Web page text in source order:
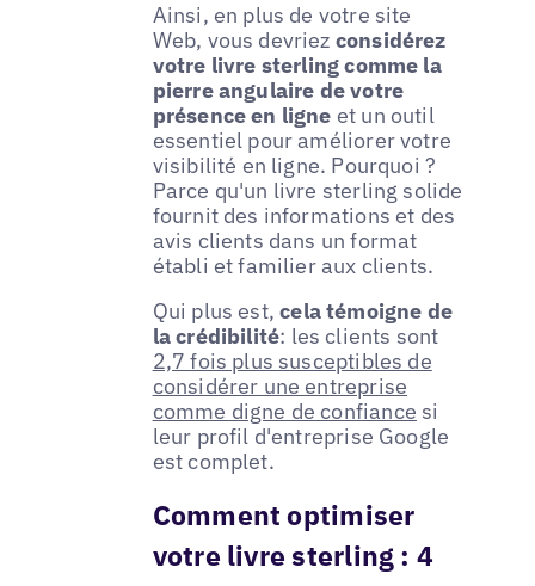
Ainsi, en plus de votre site
Web, vous devriez considérez
votre livre sterling comme la
pierre angulaire de votre
présence en ligne et un outil
essentiel pour améliorer votre
visibilité en ligne. Pourquoi ?
Parce qu'un livre sterling solide
fournit des informations et des
avis clients dans un format
établi et familier aux clients.
Qui plus est,cela témoigne de
la crédibilité: les clients sont
2,7 fois plus susceptibles de
considérer une entreprise
comme digne de confiance si
leur profil d'entreprise Google
est complet.
Comment optimiser
votre livre sterling : 4